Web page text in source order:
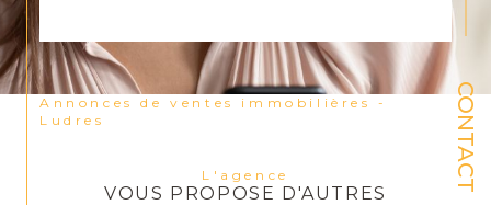
CONTACT
Annonces de ventes immobilières -
Ludres
L'agence
VOUS PROPOSE D'AUTRES